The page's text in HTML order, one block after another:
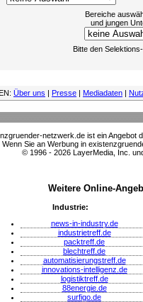
Bereiche
und jungen
Bitte den
Über uns | Presse | Mediadaten |
netzwerk.de ist ein Angebot
Wenn Sie an Werbung in
© 1996 - 2026 LayerMedia, Inc.
Weitere Online-
Industrie:
news-in-industry.de
industrietreff.de
packtreff.de
blechtreff.de
automatisierungstreff.de
innovations-intelligenz.de
logistiktreff.de
88energie.de
surfigo.de